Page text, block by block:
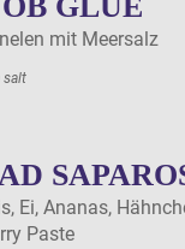
mit Meersalz
salt
Ei, Ananas,
Paste